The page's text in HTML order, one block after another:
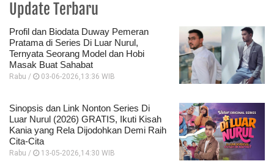
Update Terbaru
Profil dan Biodata Duway Pemeran
Pratama di Series Di Luar Nurul,
Ternyata Seorang Model dan Hobi
Masak Buat Sahabat
Rabu / 03-06-2026,13:36 WIB
Sinopsis dan Link Nonton Series Di
Luar Nurul (2026) GRATIS, Ikuti Kisah
Kania yang Rela Dijodohkan Demi Raih
Cita-Cita
Rabu / 13-05-2026,14:30 WIB